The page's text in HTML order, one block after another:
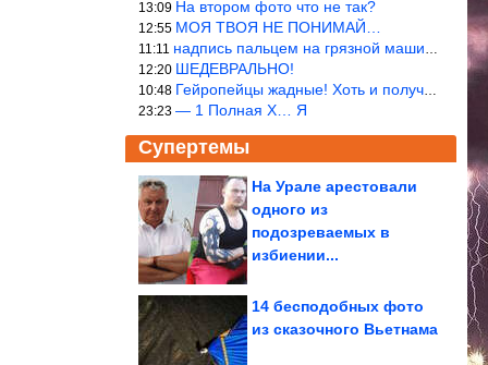
13:09 На втором фото что не так?
12:55 МОЯ ТВОЯ НЕ ПОНИМАЙ…
11:11 надпись пальцем на грязной машине «Помой меня»!
12:20 ШЕДЕВРАЛЬНО!
10:48 Гейропейцы жадные! Хоть и получают в десять раз больше жителей б
23:23 — 1 Полная Х… Я
Супертемы
На Урале арестовали
одного из
подозреваемых в
избиении...
Приближающийся шум
восприятие времени
14 бесподобных фото
из сказочного Вьетнама
Как живёт Диана